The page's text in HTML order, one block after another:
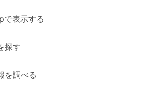
で表示する
探す
を調べる